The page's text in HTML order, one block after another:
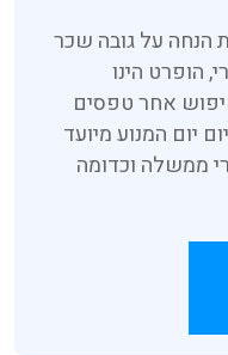
הנחה על גובה שכר
הופרט הינו
אחר טפסים
יום המנוע מיועד
ממשלה וכדומה